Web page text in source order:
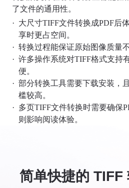
了文件的通用性。
· 大尺寸TIFF文件转换成PDF后
享时更占空间。
· 转换过程能保证原始图像质量
· 许多操作系统对TIFF格式支持
便。
· 部分转换工具需要下载安装，
槛较高。
· 多页TIFF文件转换时需要确保
则影响阅读体验。
简单快捷的 TIFF